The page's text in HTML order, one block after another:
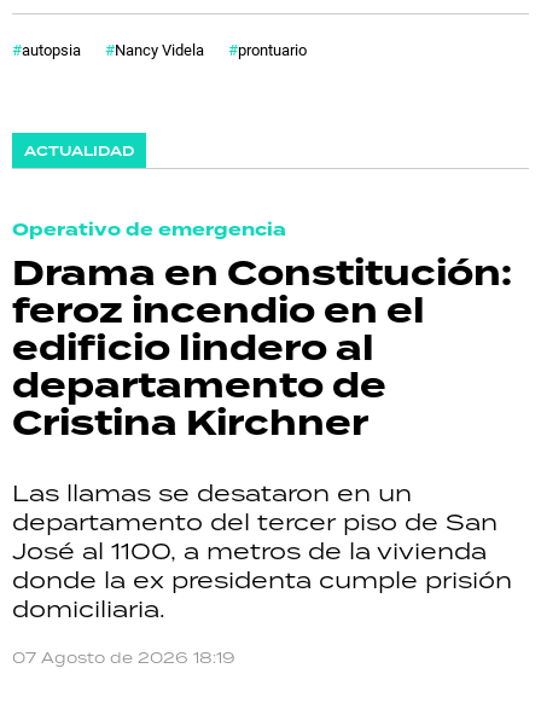
autopsia Nancy Videla prontuario
ACTUALIDAD
Operativo de emergencia
Drama en Constitución:
feroz incendio en el
edificio lindero al
departamento de
Cristina Kirchner
Las llamas se desataron en un
departamento del tercer piso de San
José al 1100, a metros de la vivienda
donde la ex presidenta cumple prisión
domiciliaria.
07 Agosto de 2026 18:19